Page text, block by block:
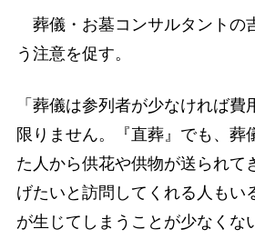
葬儀・お墓コンサルタントの
う注意を促す。
「葬儀は参列者が少なければ費
限りません。『直葬』でも、葬
た人から供花や供物が送られて
げたいと訪問してくれる人もい
が生じてしまうことが少なくな